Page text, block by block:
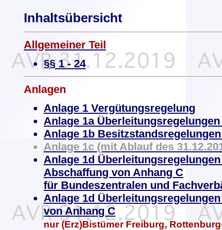
Inhaltsübersicht
Allgemeiner Teil
§§ 1 - 24
Anlagen
Anlage 1 Vergütungsregelung
Anlage 1a
Anlage 1b
Anlage 1c (mit Ablauf des
Anlage 1d
Abschaffung von Anhang C
für Bundeszentralen und
Anlage 1d
von Anhang C
nur (Erz)Bistümer Freiburg,